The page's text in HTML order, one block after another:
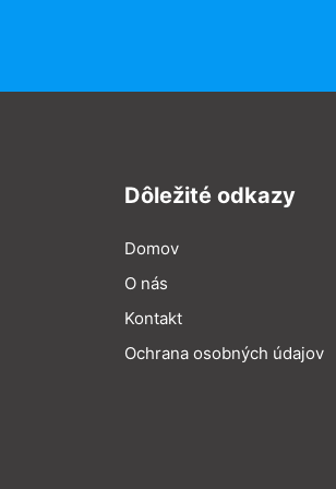
Dôležité odkazy
Domov
O nás
Kontakt
Ochrana osobných údajov